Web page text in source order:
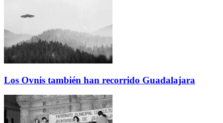
Los Ovnis también han recorrido Guadalajara